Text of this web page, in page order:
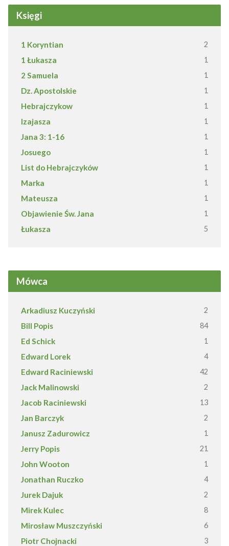
Księgi
1 Koryntian 2
1 Łukasza 1
2 Samuela 1
Dz. Apostolskie 1
Hebrajczykow 1
Izajasza 1
Jana 3: 1-16 1
Josuego 1
List do Hebrajczyków 1
Marka 1
Mateusza 1
Objawienie Św. Jana 1
Łukasza 5
Mówca
Arkadiusz Kuczyński 2
Bill Popis 84
Ed Schick 1
Edward Lorek 4
Edward Raciniewski 42
Jack Malinowski 2
Jacob Raciniewski 13
Jan Barczyk 2
Janusz Zadurowicz 1
Jerry Popis 21
John Wooton 1
Jonathan Ruczko 4
Jurek Dajuk 2
Mirek Kulec 8
Mirosław Muszczyński 6
Piotr Chojnacki 3